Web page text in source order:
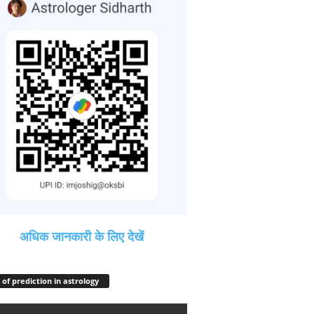
अधिक जानकारी के लिए देखें
prediction in astrology